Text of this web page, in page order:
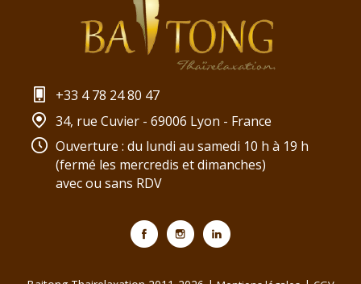
+33 4 78 24 80 47
34, rue Cuvier - 69006 Lyon - France
Ouverture : du lundi au samedi 10 h à 19 h
(fermé les mercredis et dimanches)
avec ou sans RDV